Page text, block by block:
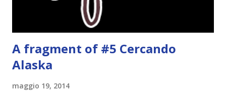
A fragment of #5 Cercando
Alaska
maggio 19, 2014